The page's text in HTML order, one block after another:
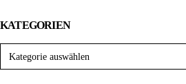
KATEGORIEN